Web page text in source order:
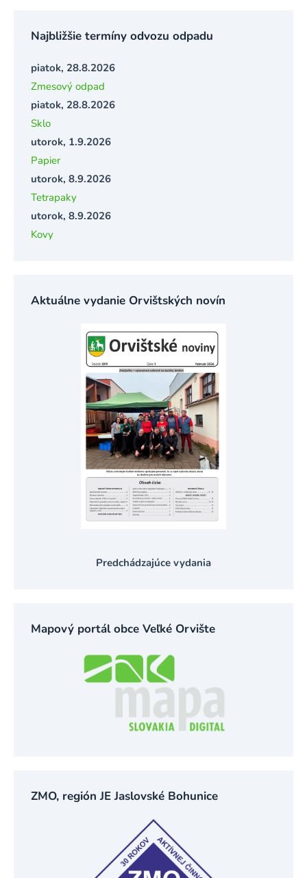
Najbližšie termíny odvozu odpadu
piatok, 28.8.2026
Zmesový odpad
piatok, 28.8.2026
Sklo
utorok, 1.9.2026
Papier
utorok, 8.9.2026
Tetrapaky
utorok, 8.9.2026
Kovy
Aktuálne vydanie Orvištských novín
Predchádzajúce vydania
Mapový portál obce Veľké Orvište
ZMO, región JE Jaslovské Bohunice